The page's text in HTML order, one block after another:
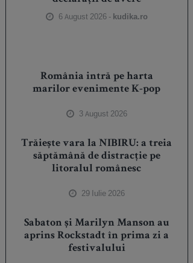
6 August 2026 - kudika.ro
România intră pe harta
marilor evenimente K-pop
3 August 2026
Trăiește vara la NIBIRU: a treia
săptămână de distracție pe
litoralul românesc
29 Iulie 2026
Sabaton și Marilyn Manson au
aprins Rockstadt în prima zi a
festivalului